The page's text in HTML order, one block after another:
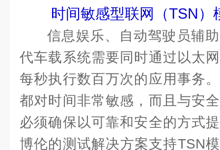
时间敏感型联网（TSN）
信息娱乐、自动驾驶员辅
代车载系统需要同时通过以太
每秒执行数百万次的应用事务
都对时间非常敏感，而且与安
必须确保以可靠和安全的方式
博伦的测试解决方案支持TSN